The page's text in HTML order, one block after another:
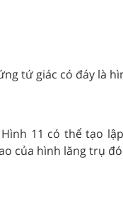
tứ giác có đáy là
11 có thể tạo
của hình lăng trụ